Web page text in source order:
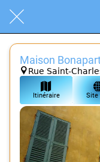
Maison
Rue Saint-
Itinéraire Site